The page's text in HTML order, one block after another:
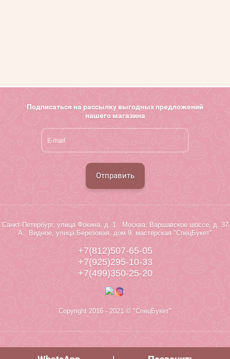
Подписаться на рассылку выгодных предложений
нашего магазина
Отправить
Санкт-Петербург, улица Фокина, д. 1 Москва, Варшавское шоссе, д. 37
А. Видное, улица Березовая, дом 9, мастерская "СпецБукет"
+7(812)507-65-05
+7(925)295-10-33
+7(499)350-25-20
Copyright 2016 - 2021 © "СпецБукет"